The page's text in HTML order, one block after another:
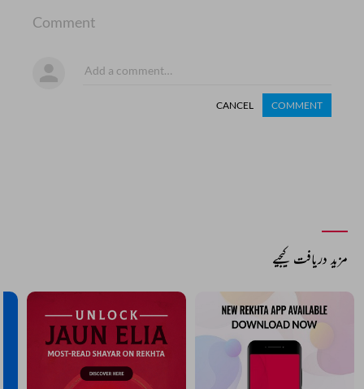
Comment
CANCEL COMMENT
مزید دریافت کیجیے